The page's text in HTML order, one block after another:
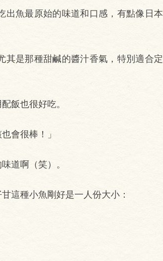
魚最原始的味道和口感，有點像日本
是那種甜鹹的醬汁香氣，特別適合定
飯也很好吃。
會很棒！」
道啊（笑）。
這種小魚剛好是一人份大小：